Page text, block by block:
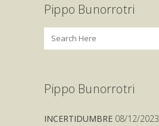
Pippo Bunorrotri
Pippo Bunorrotri
INCERTIDUMBRE 08/12/2023